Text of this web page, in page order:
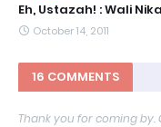
Eh, Ustazah! : Wali
October 14, 2011
16 COMMENTS
Thank you for coming